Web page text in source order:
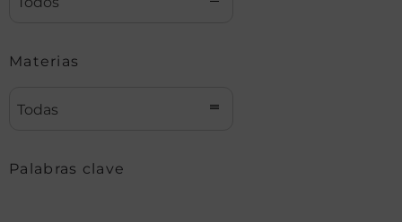
Materias
Todas
Palabras clave